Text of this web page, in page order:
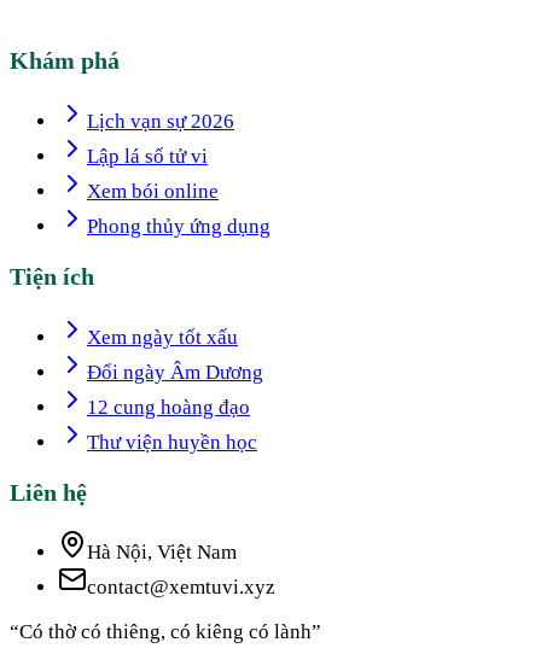
Khám phá
Lịch vạn sự 2026
Lập lá số tử vi
Xem bói online
Phong thủy ứng dụng
Tiện ích
Xem ngày tốt xấu
Đổi ngày Âm Dương
12 cung hoàng đạo
Thư viện huyền học
Liên hệ
Hà Nội, Việt Nam
contact@xemtuvi.xyz
“Có thờ có thiêng, có kiêng có lành”